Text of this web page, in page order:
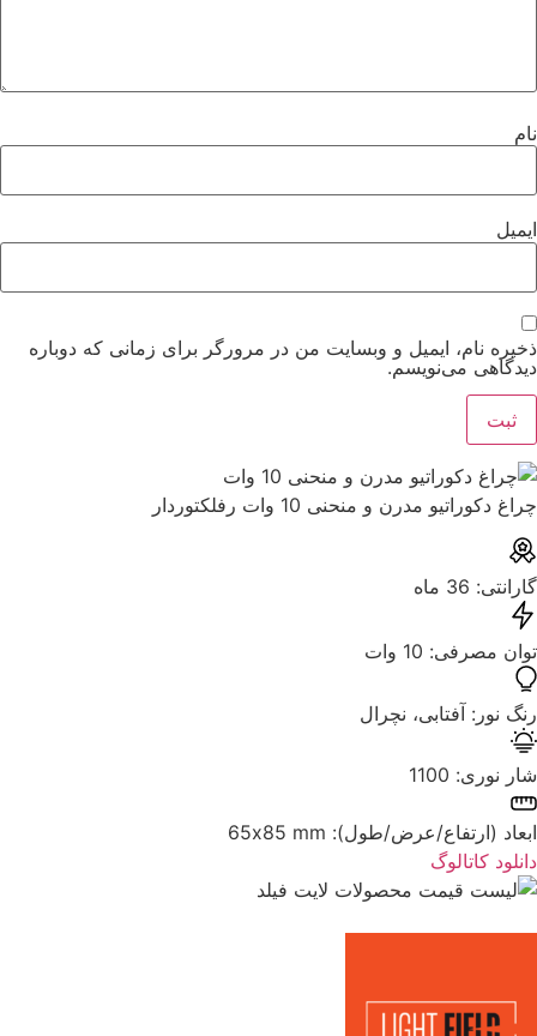
نام
ایمیل
ذخیره نام، ایمیل و وبسایت من در مرورگر برای زمانی که دوباره
دیدگاهی می‌نویسم.
چراغ دکوراتیو مدرن و منحنی 10 وات رفلکتوردار
گارانتی: ‌36 ماه
توان مصرفی: ‌10 وات
رنگ نور: ‌آفتابی، نچرال
شار نوری: ‌1100
ابعاد (ارتفاع/عرض/طول): ‌65x85 mm
دانلود کاتالوگ